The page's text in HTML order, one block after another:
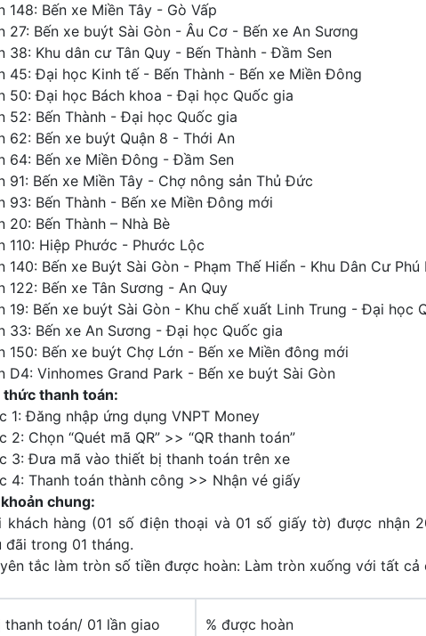
148: Bến xe Miền Tây - Gò Vấp
27: Bến xe buýt Sài Gòn - Âu Cơ - Bến xe An Sương
38: Khu dân cư Tân Quy - Bến Thành - Đầm Sen
45: Đại học Kinh tế - Bến Thành - Bến xe Miền Đông
50: Đại học Bách khoa - Đại học Quốc gia
52: Bến Thành - Đại học Quốc gia
62: Bến xe buýt Quận 8 - Thới An
64: Bến xe Miền Đông - Đầm Sen
91: Bến xe Miền Tây - Chợ nông sản Thủ Đức
93: Bến Thành - Bến xe Miền Đông mới
20: Bến Thành – Nhà Bè
110: Hiệp Phước - Phước Lộc
140: Bến xe Buýt Sài Gòn - Phạm Thế Hiển - Khu Dân Cư Phú
122: Bến xe Tân Sương - An Quy
19: Bến xe buýt Sài Gòn - Khu chế xuất Linh Trung - Đại học
33: Bến xe An Sương - Đại học Quốc gia
150: Bến xe buýt Chợ Lớn - Bến xe Miền đông mới
D4: Vinhomes Grand Park - Bến xe buýt Sài Gòn
thức thanh toán:
Đăng nhập ứng dụng VNPT Money
Chọn “Quét mã QR” >> “QR thanh toán”
Đưa mã vào thiết bị thanh toán trên xe
Thanh toán thành công >> Nhận vé giấy
chung:
hàng (01 số điện thoại và 01 số giấy tờ) được nhận
đãi trong 01 tháng.
tắc làm tròn số tiền được hoàn: Làm tròn xuống với tất cả
thanh toán/ 01 lần giao
% được hoàn